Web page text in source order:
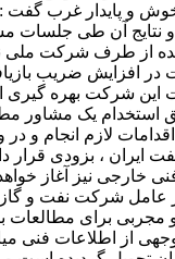
و پایدار غرب گفت :
و نتایج آن طی جلسات
از طرف شرکت ملی
افزایش ضریب
این شرکت بهره گیری
استخدام یک مشاور
لازم انجام و در
، بزودی قرار
خارجی نیز آغاز
عامل شرکت نفت و گاز
برای مطالعات
از اطلاعات فنی